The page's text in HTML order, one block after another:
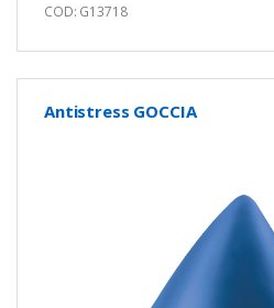
COD: G13718
Antistress GOCCIA